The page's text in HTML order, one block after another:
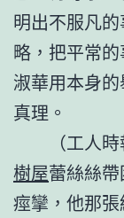
明出不服凡
略，把平常
淑華用本身
真理。
（工人
樹屋蕾絲絲
痙攣，他那